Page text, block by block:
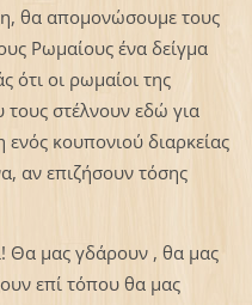
θα απομονώσουμε τους
Ρωμαίους ένα δείγμα
ότι οι ρωμαίοι της
στέλνουν εδώ για
κουπονιού διαρκείας
αν επιζήσουν τόσης
Θα μας γδάρουν , θα μας
επί τόπου θα μας